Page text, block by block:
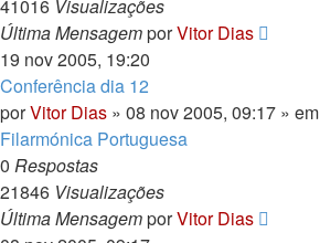
41016 Visualizações
Última MensagemporVitor Dias
19 nov 2005, 19:20
Conferência dia 12
porVitor Dias » 08 nov 2005, 09:17 » em
Filarmónica Portuguesa
0 Respostas
21846 Visualizações
Última MensagemporVitor Dias